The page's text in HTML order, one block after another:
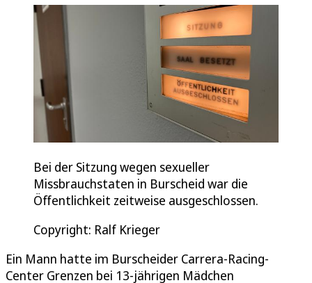
Bei der Sitzung wegen sexueller
Missbrauchstaten in Burscheid war die
Öffentlichkeit zeitweise ausgeschlossen.
Copyright: Ralf Krieger
Ein Mann hatte im Burscheider Carrera-Racing-
Center Grenzen bei 13-jährigen Mädchen